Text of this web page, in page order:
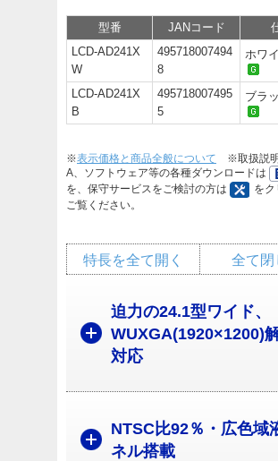
型番 JANコード
LCD-AD241X
W
495718007494
8
ホワ
LCD-AD241X
B
495718007495
5
ブラ
※表示価格と商品全般について ※取扱説
A、ソフトウェア等の各種ダウンロードは
を、保守サービスをご検討の方は
をク
ご覧ください。
全て閉
特長を全て開く
迫力の24.1型ワイド、
WUXGA(1920×1200)
対応
NTSC比92％・広色域
ネル搭載